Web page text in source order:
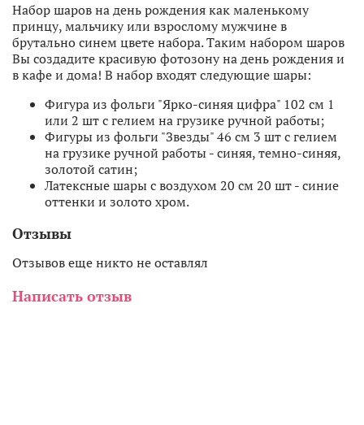
Набор шаров на день рождения как маленькому
принцу, мальчику или взрослому мужчине в
брутально синем цвете набора. Таким набором шаров
Вы создадите красивую фотозону на день рождения и
в кафе и дома! В набор входят следующие шары:
Фигура из фольги "Ярко-синяя цифра" 102 см 1
или 2 шт с гелием на грузике ручной работы;
Фигуры из фольги "Звезды" 46 см 3 шт с гелием
на грузике ручной работы - синяя, темно-синяя,
золотой сатин;
Латексные шары с воздухом 20 см 20 шт - синие
оттенки и золото хром.
Отзывы
Отзывов еще никто не оставлял
Написать отзыв